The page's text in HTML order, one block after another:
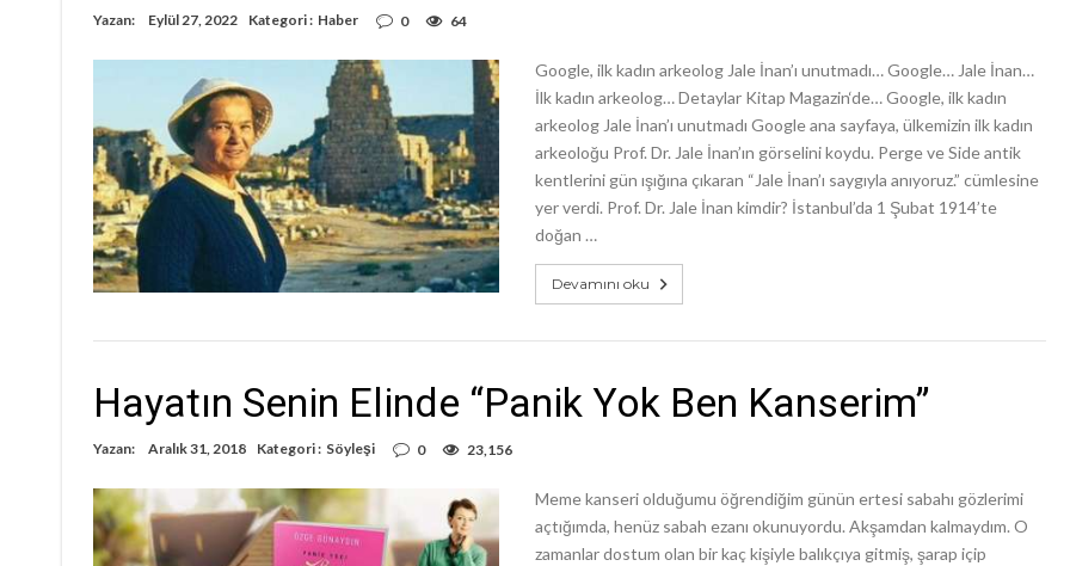
Yazan: Eylül 27, 2022 Kategori : Haber 0 64
Google, ilk kadın arkeolog Jale İnan’ı unutmadı… Google… Jale İnan…
İlk kadın arkeolog… Detaylar Kitap Magazin‘de… Google, ilk kadın
arkeolog Jale İnan’ı unutmadı Google ana sayfaya, ülkemizin ilk kadın
arkeoloğu Prof. Dr. Jale İnan’ın görselini koydu. Perge ve Side antik
kentlerini gün ışığına çıkaran “Jale İnan’ı saygıyla anıyoruz.” cümlesine
yer verdi. Prof. Dr. Jale İnan kimdir? İstanbul’da 1 Şubat 1914’te
doğan …
Devamını oku
Hayatın Senin Elinde “Panik Yok Ben Kanserim”
Yazan: Aralık 31, 2018 Kategori : Söyleşi 0 23,156
Meme kanseri olduğumu öğrendiğim günün ertesi sabahı gözlerimi
açtığımda, henüz sabah ezanı okunuyordu. Akşamdan kalmaydım. O
zamanlar dostum olan bir kaç kişiyle balıkçıya gitmiş, şarap içip